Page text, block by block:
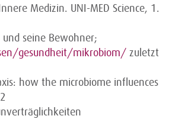
Medizin. UNI-MED Science, 1.
seine Bewohner;
gesundheit/mikrobiom/ zuletzt
how the microbiome influences